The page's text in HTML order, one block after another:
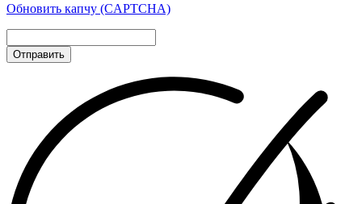
Обновить капчу (CAPTCHA)
Отправить